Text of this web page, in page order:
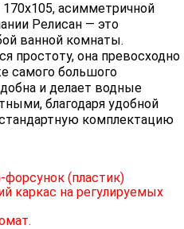
170х105, асимметричной
Релисан — это
ванной комнаты.
простоту, она превосходно
самого большого
и делает водные
благодаря удобной
комплектацию
(пластик)
каркас на регулируемых